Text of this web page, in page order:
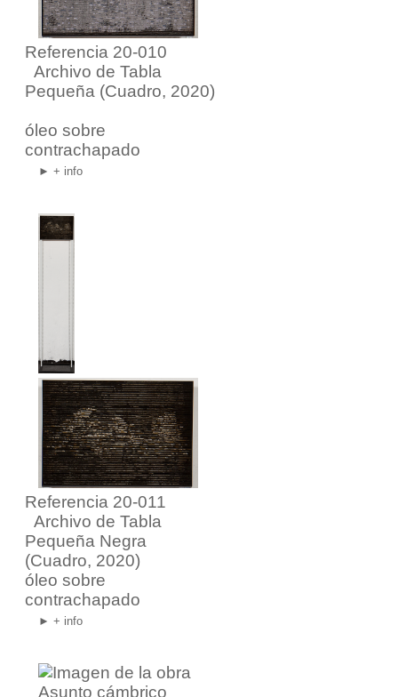
Referencia 20-010
Archivo de Tabla
Pequeña (Cuadro, 2020)
óleo sobre
contrachapado
► + info
Referencia 20-011
Archivo de Tabla
Pequeña Negra
(Cuadro, 2020)
óleo sobre
contrachapado
► + info